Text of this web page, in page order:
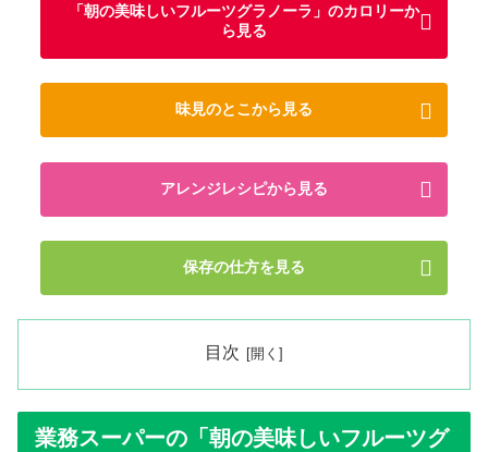
「朝の美味しいフルーツグラノーラ」のカロリーか
ら見る
味見のとこから見る
アレンジレシピから見る
保存の仕方を見る
目次
業務スーパーの「朝の美味しいフルーツグ